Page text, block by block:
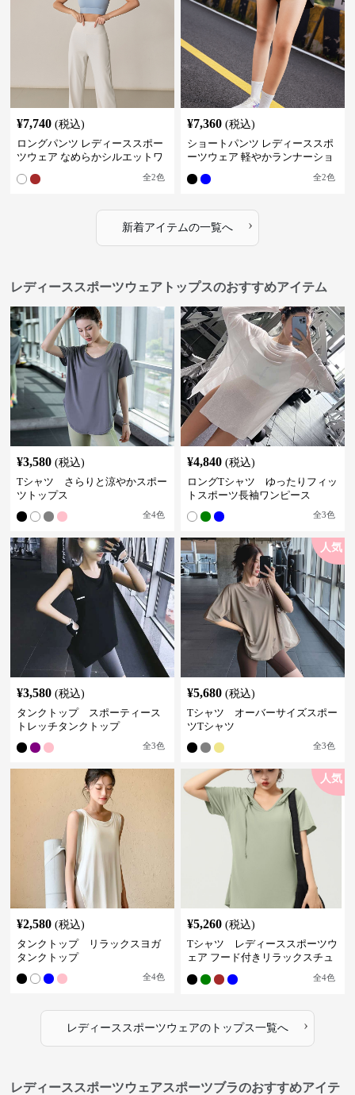
¥7,740 (税込)
ロングパンツ レディーススポー
ツウェア なめらかシルエットワ
全2色
¥7,360 (税込)
ショートパンツ レディーススポ
ーツウェア 軽やかランナーショ
全2色
新着アイテムの一覧へ ›
レディーススポーツウェアトップスのおすすめアイテム
¥3,580 (税込)
Tシャツ さらりと涼やかスポー
ツトップス
全4色
¥4,840 (税込)
ロングTシャツ ゆったりフィッ
トスポーツ長袖ワンピース
全3色
¥3,580 (税込)
タンクトップ スポーティース
トレッチタンクトップ
全3色
人気
¥5,680 (税込)
Tシャツ オーバーサイズスポー
ツTシャツ
全3色
¥2,580 (税込)
タンクトップ リラックスヨガ
タンクトップ
全4色
人気
¥5,260 (税込)
Tシャツ レディーススポーツウ
ェア フード付きリラックスチュ
全4色
レディーススポーツウェアのトップス一覧へ ›
レディーススポーツウェアスポーツブラのおすすめアイテ